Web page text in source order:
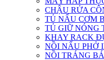
CHẬU RỬA
TỦ NẤU CƠM
TỦ GIỮ NÓNG
KHAY RACK
NỒI NẤU PHỞ
NỒI TRÁNG